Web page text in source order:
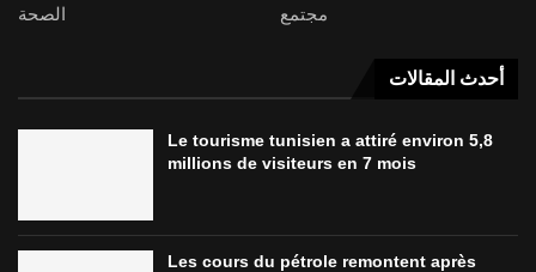
الصحة
مجتمع
أحدث المقالات
Le tourisme tunisien a attiré environ 5,8
millions de visiteurs en 7 mois
Les cours du pétrole remontent après